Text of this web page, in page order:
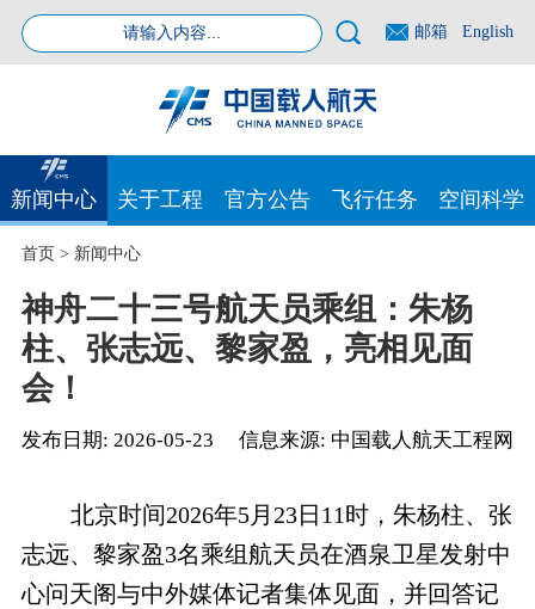
邮箱 English
新闻中心 关于工程 官方公告 飞行任务 空间科学
首页> 新闻中心
神舟二十三号航天员乘组：朱杨
柱、张志远、黎家盈，亮相见面
会！
发布日期: 2026-05-23 信息来源: 中国载人航天工程网
北京时间2026年5月23日11时，朱杨柱、张
志远、黎家盈3名乘组航天员在酒泉卫星发射中
心问天阁与中外媒体记者集体见面，并回答记